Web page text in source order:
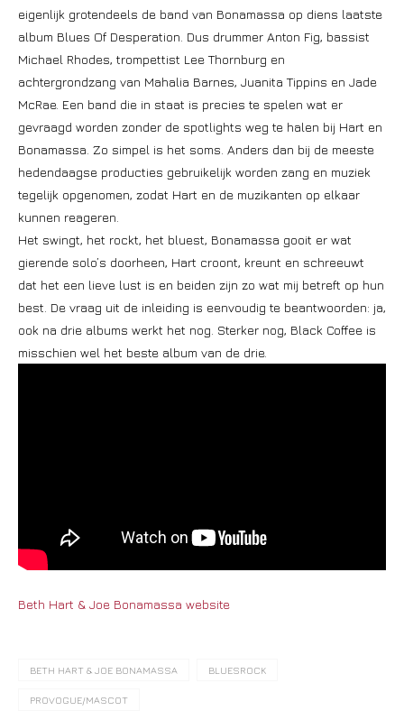
eigenlijk grotendeels de band van Bonamassa op diens laatste
album Blues Of Desperation. Dus drummer Anton Fig, bassist
Michael Rhodes, trompettist Lee Thornburg en
achtergrondzang van Mahalia Barnes, Juanita Tippins en Jade
McRae. Een band die in staat is precies te spelen wat er
gevraagd worden zonder de spotlights weg te halen bij Hart en
Bonamassa. Zo simpel is het soms. Anders dan bij de meeste
hedendaagse producties gebruikelijk worden zang en muziek
tegelijk opgenomen, zodat Hart en de muzikanten op elkaar
kunnen reageren.
Het swingt, het rockt, het bluest, Bonamassa gooit er wat
gierende solo’s doorheen, Hart croont, kreunt en schreeuwt
dat het een lieve lust is en beiden zijn zo wat mij betreft op hun
best. De vraag uit de inleiding is eenvoudig te beantwoorden: ja,
ook na drie albums werkt het nog. Sterker nog, Black Coffee is
misschien wel het beste album van de drie.
Beth Hart & Joe Bonamassa website
BETH HART & JOE BONAMASSA BLUESROCK
PROVOGUE/MASCOT